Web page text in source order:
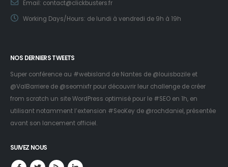
Email: contact@clickbusters.fr
Working Days/Hours: de lundi à vendredi de 9h à 19h
NOS DERNIERS TWEETS
Super conférence au #webisland de Nantes de @louisbazile et
@ValBarriere de @seomixfr pour découvrir leur challenge de créer
from scratch un site WordPress optimisé pour le #SEO en 1h, en
utilisant notamment l’extension #SeoKey de @rochdaniel, présentée
avant son lancement officiel.
SUIVEZ NOUS